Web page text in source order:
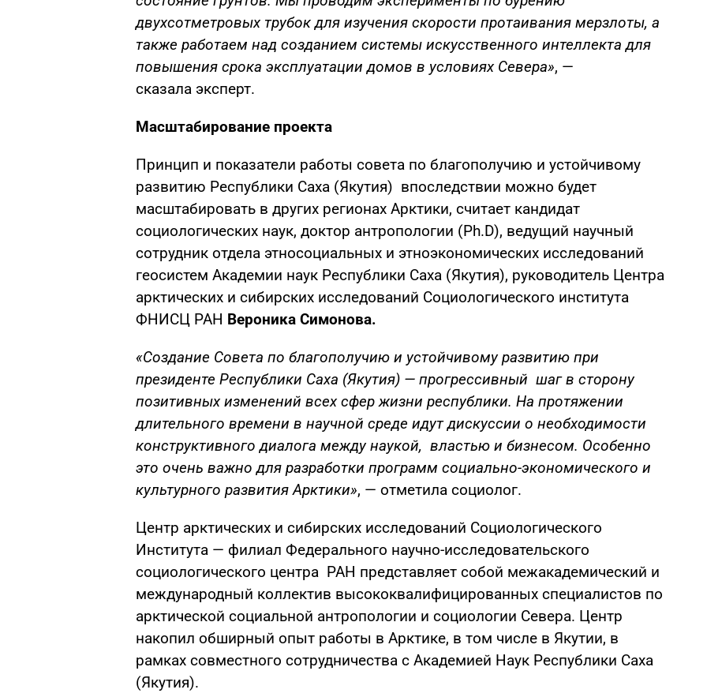
двухсотметровых трубок для изучения скорости протаивания мерзлоты, а
также работаем над созданием системы искусственного интеллекта для
повышения срока эксплуатации домов в условиях Севера», —
сказала эксперт.
Масштабирование проекта
Принцип и показатели работы совета по благополучию и устойчивому
развитию Республики Саха (Якутия) впоследствии можно будет
масштабировать в других регионах Арктики, считает кандидат
социологических наук, доктор антропологии (Ph.D), ведущий научный
сотрудник отдела этносоциальных и этноэкономических исследований
геосистем Академии наук Республики Саха (Якутия), руководитель Центра
арктических и сибирских исследований Социологического института
ФНИСЦ РАН Вероника Симонова.
«Создание Совета по благополучию и устойчивому развитию при
президенте Республики Саха (Якутия) — прогрессивный шаг в сторону
позитивных изменений всех сфер жизни республики. На протяжении
длительного времени в научной среде идут дискуссии о необходимости
конструктивного диалога между наукой, властью и бизнесом. Особенно
это очень важно для разработки программ социально-экономического и
культурного развития Арктики», — отметила социолог.
Центр арктических и сибирских исследований Социологического
Института — филиал Федерального научно-исследовательского
социологического центра РАН представляет собой межакадемический и
международный коллектив высококвалифицированных специалистов по
арктической социальной антропологии и социологии Севера. Центр
накопил обширный опыт работы в Арктике, в том числе в Якутии, в
рамках совместного сотрудничества с Академией Наук Республики Саха
(Якутия).